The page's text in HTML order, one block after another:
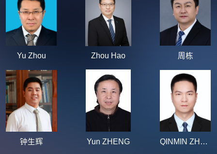
Yu Zhou Zhou Hao 周栋
钟生辉 Yun ZHENG QINMIN ZHENG